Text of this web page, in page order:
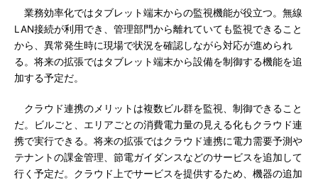
業務効率化ではタブレット端末からの監視機能が役立つ。無線
LAN接続が利用でき、管理部門から離れていても監視できること
から、異常発生時に現場で状況を確認しながら対応が進められ
る。将来の拡張ではタブレット端末から設備を制御する機能を追
加する予定だ。
クラウド連携のメリットは複数ビル群を監視、制御できること
だ。ビルごと、エリアごとの消費電力量の見える化もクラウド連
携で実行できる。将来の拡張ではクラウド連携に電力需要予測や
テナントの課金管理、節電ガイダンスなどのサービスを追加して
行く予定だ。クラウド上でサービスを提供するため、機器の追加